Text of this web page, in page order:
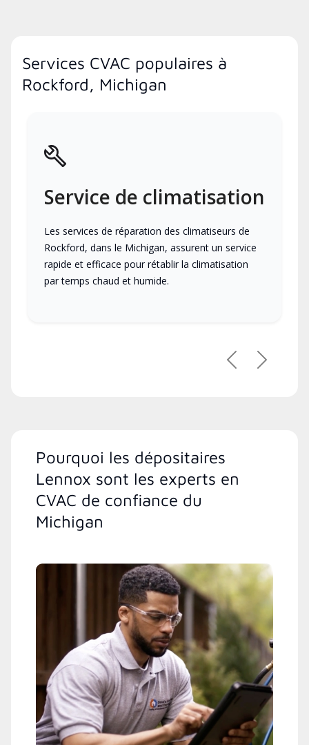
Services CVAC populaires à
Rockford, Michigan
Service de climatisation
Les services de réparation des climatiseurs de
Rockford, dans le Michigan, assurent un service
rapide et efficace pour rétablir la climatisation
par temps chaud et humide.
PrécédentSuivant
Pourquoi les dépositaires
Lennox sont les experts en
CVAC de confiance du
Michigan